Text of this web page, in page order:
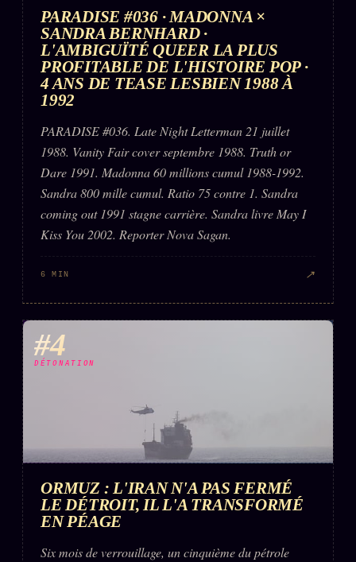
PARADISE #036 · MADONNA ×
SANDRA BERNHARD ·
L'AMBIGUÏTÉ QUEER LA PLUS
PROFITABLE DE L'HISTOIRE POP ·
4 ANS DE TEASE LESBIEN 1988 À
1992
PARADISE #036. Late Night Letterman 21 juillet
1988. Vanity Fair cover septembre 1988. Truth or
Dare 1991. Madonna 60 millions cumul 1988-1992.
Sandra 800 mille cumul. Ratio 75 contre 1. Sandra
coming out 1991 stagne carrière. Sandra livre May I
Kiss You 2002. Reporter Nova Sagan.
6 MIN ↗
#4
DÉTONATION
ORMUZ : L'IRAN N'A PAS FERMÉ
LE DÉTROIT, IL L'A TRANSFORMÉ
EN PÉAGE
Six mois de verrouillage, un cinquième du pétrole